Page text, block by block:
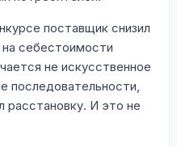
поставщик снизил
себестоимости
не искусственное
последовательности,
расстановку. И это не